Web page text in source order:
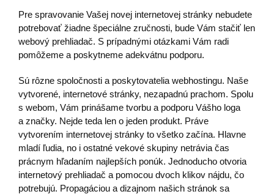
Pre spravovanie Vašej novej internetovej stránky nebudete
potrebovať žiadne špeciálne zručnosti, bude Vám stačiť len
webový prehliadač. S prípadnými otázkami Vám radi
pomôžeme a poskytneme adekvátnu podporu.
Sú rôzne spoločnosti a poskytovatelia webhostingu. Naše
vytvorené, internetové stránky, nezapadnú prachom. Spolu
s webom, Vám prinášame tvorbu a podporu Vášho loga
a značky. Nejde teda len o jeden produkt. Práve
vytvorením internetovej stránky to všetko začína. Hlavne
mladí ľudia, no i ostatné vekové skupiny netrávia čas
prácnym hľadaním najlepších ponúk. Jednoducho otvoria
internetový prehliadač a pomocou dvoch klikov nájdu, čo
potrebujú. Propagáciou a dizajnom našich stránok sa